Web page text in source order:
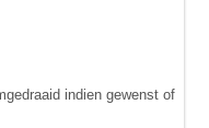
indien gewenst of